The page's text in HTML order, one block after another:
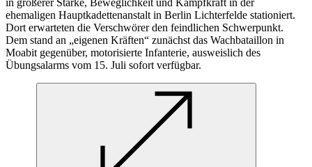
in größerer Stärke, Beweglichkeit und Kampfkraft in der
ehemaligen Hauptkadettenanstalt in Berlin Lichterfelde stationiert.
Dort erwarteten die Verschwörer den feindlichen Schwerpunkt.
Dem stand an „eigenen Kräften“ zunächst das Wachbataillon in
Moabit gegenüber, motorisierte Infanterie, ausweislich des
Übungsalarms vom 15. Juli sofort verfügbar.